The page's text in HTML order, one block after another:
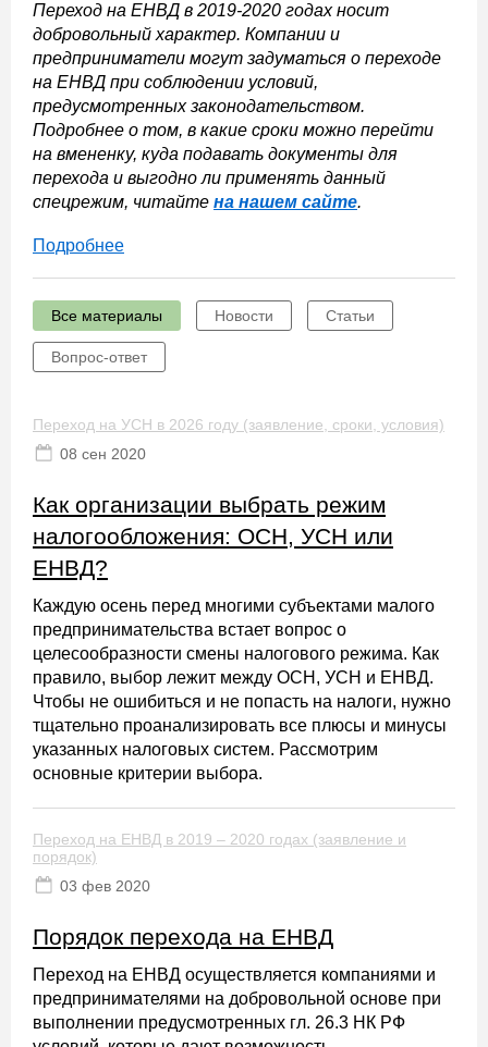
Переход на ЕНВД в 2019-2020 годах носит
добровольный характер. Компании и
предприниматели могут задуматься о переходе
на ЕНВД при соблюдении условий,
предусмотренных законодательством.
Подробнее о том, в какие сроки можно перейти
на вмененку, куда подавать документы для
перехода и выгодно ли применять данный
спецрежим, читайте на нашем сайте.
Подробнее
Все материалы Новости Статьи
Вопрос-ответ
Переход на УСН в 2026 году (заявление, сроки, условия)
08 сен 2020
Как организации выбрать режим
налогообложения: ОСН, УСН или
ЕНВД?
Каждую осень перед многими субъектами малого
предпринимательства встает вопрос о
целесообразности смены налогового режима. Как
правило, выбор лежит между ОСН, УСН и ЕНВД.
Чтобы не ошибиться и не попасть на налоги, нужно
тщательно проанализировать все плюсы и минусы
указанных налоговых систем. Рассмотрим
основные критерии выбора.
Переход на ЕНВД в 2019 – 2020 годах (заявление и
порядок)
03 фев 2020
Порядок перехода на ЕНВД
Переход на ЕНВД осуществляется компаниями и
предпринимателями на добровольной основе при
выполнении предусмотренных гл. 26.3 НК РФ